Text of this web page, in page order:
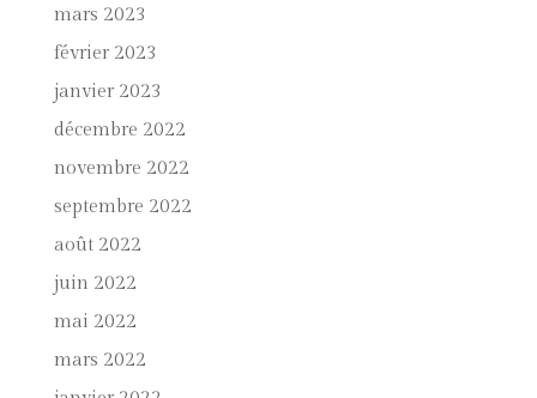
mars 2023
février 2023
janvier 2023
décembre 2022
novembre 2022
septembre 2022
août 2022
juin 2022
mai 2022
mars 2022